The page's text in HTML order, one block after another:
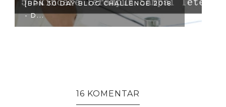
[BPN 30 DAY BLOG CHALLENGE 2018
- D...
16 KOMENTAR